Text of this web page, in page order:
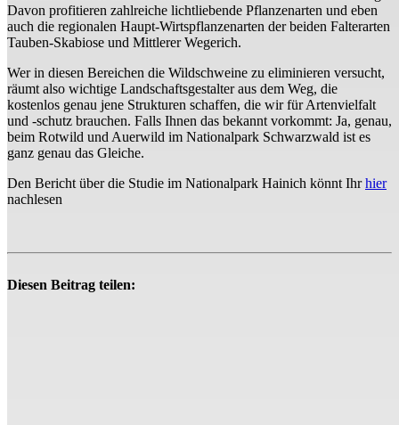
Davon profitieren zahlreiche lichtliebende Pflanzenarten und eben
auch die regionalen Haupt-Wirtspflanzenarten der beiden Falterarten
Tauben-Skabiose und Mittlerer Wegerich.
Wer in diesen Bereichen die Wildschweine zu eliminieren versucht,
räumt also wichtige Landschaftsgestalter aus dem Weg, die
kostenlos genau jene Strukturen schaffen, die wir für Artenvielfalt
und -schutz brauchen. Falls Ihnen das bekannt vorkommt: Ja, genau,
beim Rotwild und Auerwild im Nationalpark Schwarzwald ist es
ganz genau das Gleiche.
Den Bericht über die Studie im Nationalpark Hainich könnt Ihrhier
nachlesen
Diesen Beitrag teilen: